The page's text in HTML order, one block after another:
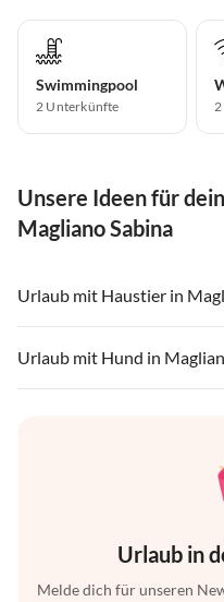
Swimmingpool
2 Unterkünfte
Unsere Ideen für
Magliano Sabina
Urlaub mit Haustier in
Urlaub mit Hund in
Urlaub in
Melde dich für unseren